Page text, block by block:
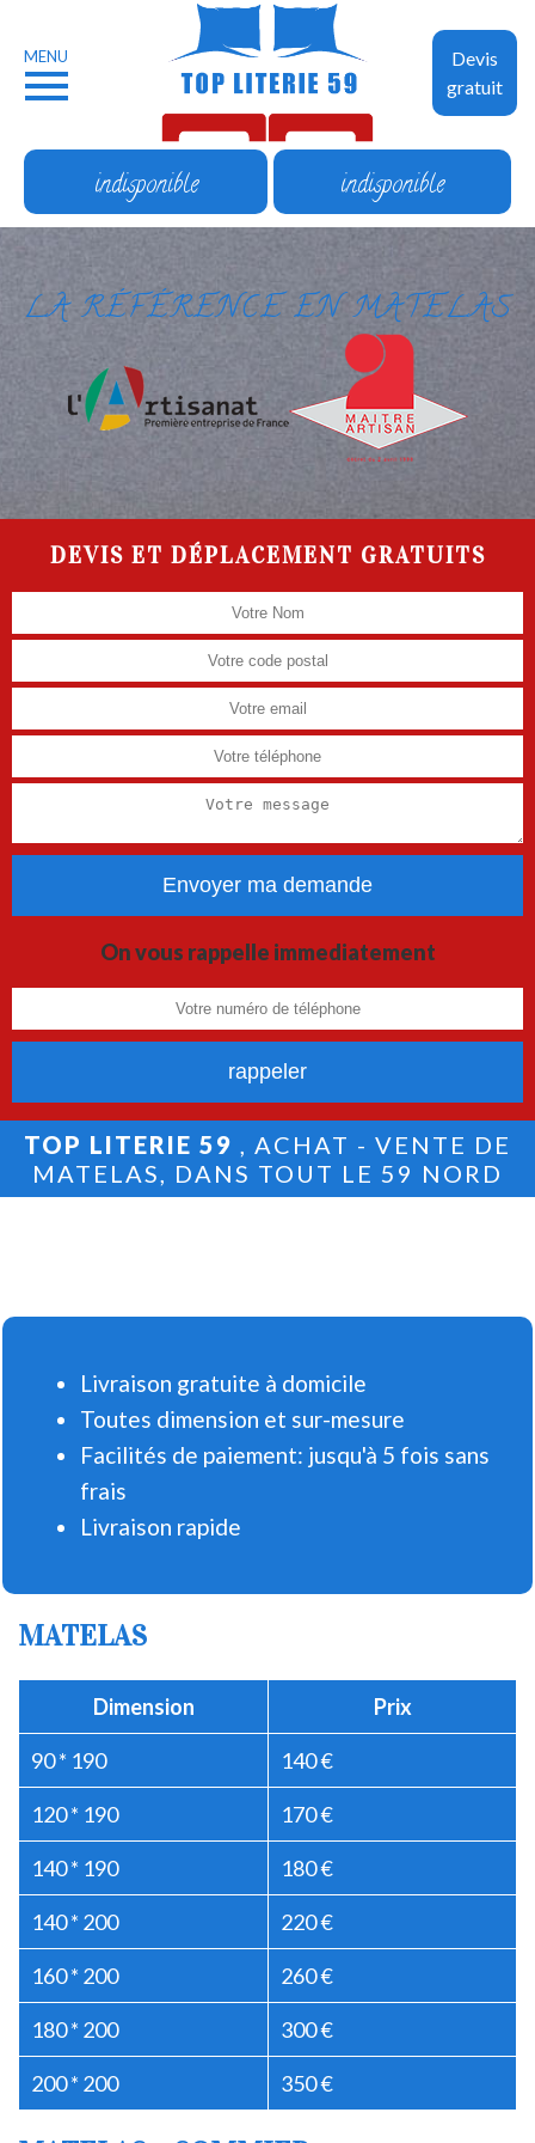
Devis
gratuit
MENU
indisponible indisponible
LA RÉFÉRENCE EN MATELAS
DEVIS ET DÉPLACEMENT GRATUITS
On vous rappelle immediatement
TOP LITERIE 59 , ACHAT - VENTE DE
MATELAS, DANS TOUT LE 59 NORD
Livraison gratuite à domicile
Toutes dimension et sur-mesure
Facilités de paiement: jusqu'à 5 fois sans
frais
Livraison rapide
MATELAS
Dimension Prix
90 * 190 140 €
120 * 190 170 €
140 * 190 180 €
140 * 200 220 €
160 * 200 260 €
180 * 200 300 €
200 * 200 350 €